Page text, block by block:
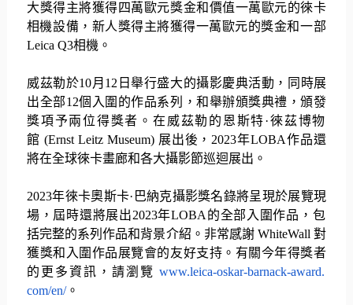
大獎得主將獲得四萬歐元獎金和價值一萬歐元的徠卡
相機設備， 新人獎得主將獲得一萬歐元的獎金和一部
Leica Q3相機。
威茲勒於10月 12 日舉行盛大的攝影慶典活動，同時展
出全部12個入圍的作品系列，和舉辦頒獎典禮，頒發
獎項予兩位得獎者。 在威茲勒的恩斯特·徠茲博物
館 (Ernst Leitz Museum) 展出後， 2023年LOBA作品還
將在全球徠卡畫廊和各大攝影節巡迴展出。
2023年徠卡奧斯卡· 巴納克攝影獎名錄將呈現於展覽現
場， 屆時還將展出2023年LOBA 的全部入圍作品， 包
括完整的系列作品和背景介紹。非常感謝WhiteWall對
獲獎和入圍作品展覽會的友好支持。有關今年得獎者
的更多資訊， 請瀏覽 www.leica-oskar-barnack-award.
com/en/。